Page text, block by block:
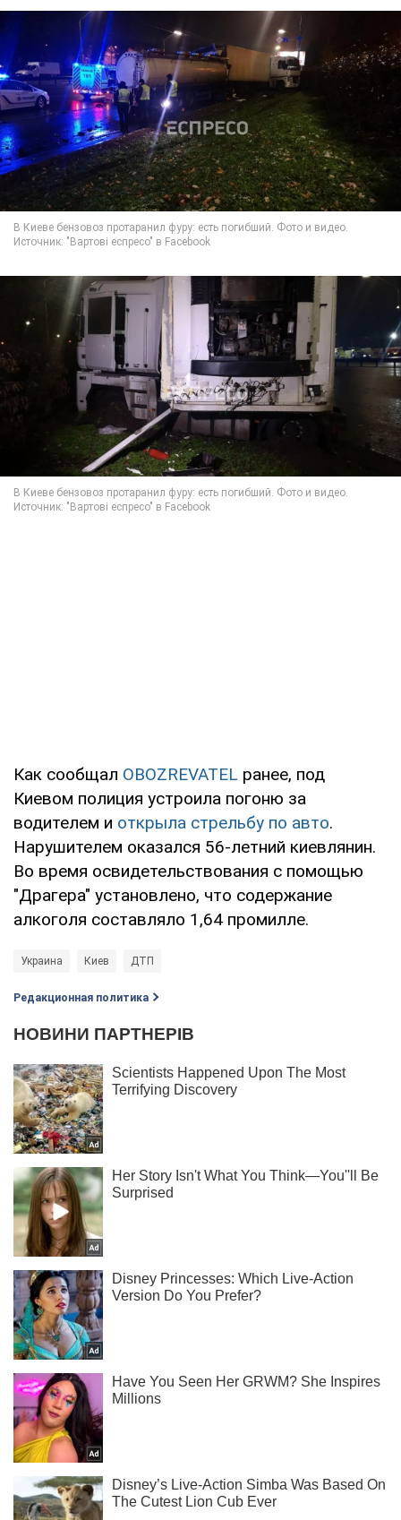
Как сообщал OBOZREVATEL ранее, под
Киевом полиция устроила погоню за
водителем и открыла стрельбу по авто.
Нарушителем оказался 56-летний киевлянин.
Во время освидетельствования с помощью
"Драгера" установлено, что содержание
алкоголя составляло 1,64 промилле.
Украина Киев ДТП
Редакционная политика